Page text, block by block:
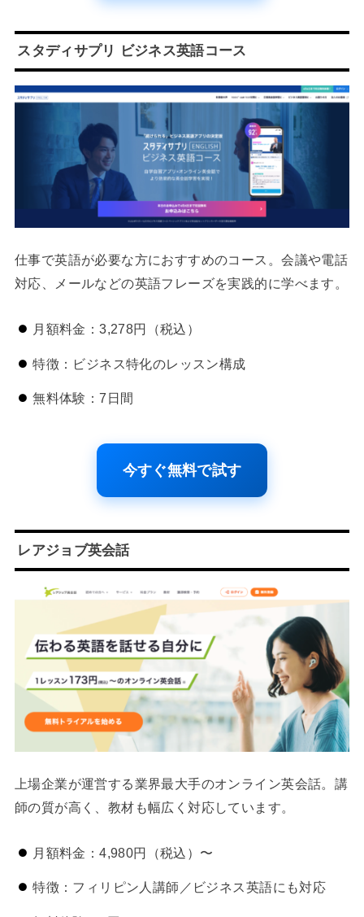
スタディサプリ ビジネス英語コース
仕事で英語が必要な方におすすめのコース。会議や電話
対応、メールなどの英語フレーズを実践的に学べます。
月額料金：3,278円（税込）
特徴：ビジネス特化のレッスン構成
無料体験：7日間
今すぐ無料で試す
レアジョブ英会話
上場企業が運営する業界最大手のオンライン英会話。講
師の質が高く、教材も幅広く対応しています。
月額料金：4,980円（税込）〜
特徴：フィリピン人講師／ビジネス英語にも対応